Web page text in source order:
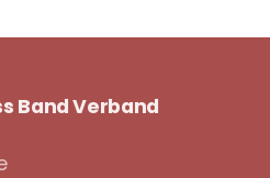
Band Verband